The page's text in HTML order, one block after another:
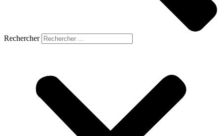
Rechercher